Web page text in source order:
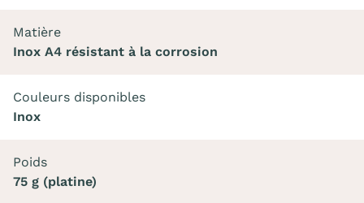
Matière
Inox A4 résistant à la corrosion
Couleurs disponibles
Inox
Poids
75 g (platine)